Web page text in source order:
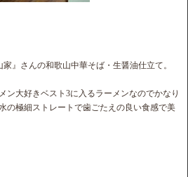
』さんの和歌山中華そば・生醤油仕立て。
ン大好きベスト3に入るラーメンなのでかなり
の極細ストレートで歯ごたえの良い食感で美